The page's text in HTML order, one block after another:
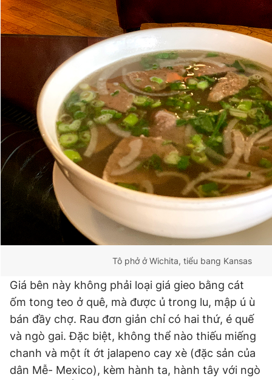
Tô phở ở Wichita, tiểu bang Kansas
Giá bên này không phải loại giá gieo bằng cát
ốm tong teo ở quê, mà được ủ trong lu, mập ú ù
bán đầy chợ. Rau đơn giản chỉ có hai thứ, é quế
và ngò gai. Đặc biệt, không thể nào thiếu miếng
chanh và một ít ớt jalapeno cay xè (đặc sản của
dân Mễ- Mexico), kèm hành ta, hành tây với ngò